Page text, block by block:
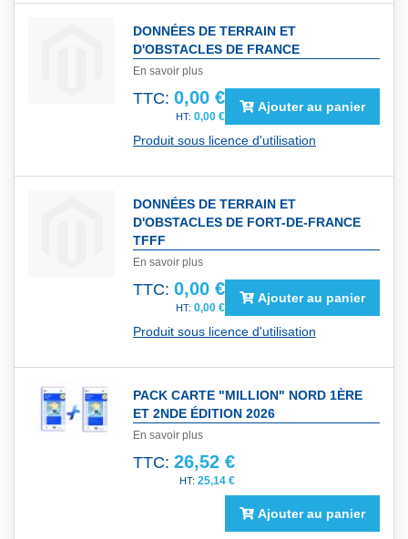
DONNÉES DE TERRAIN ET
D'OBSTACLES DE FRANCE
En savoir plus
TTC: 0,00 €
0,00 €
Ajouter au panier
Produit sous licence d'utilisation
DONNÉES DE TERRAIN ET
D'OBSTACLES DE FORT-DE-FRANCE
TFFF
En savoir plus
TTC: 0,00 €
0,00 €
Ajouter au panier
Produit sous licence d'utilisation
PACK CARTE "MILLION" NORD 1ÈRE
ET 2NDE ÉDITION 2026
En savoir plus
TTC: 26,52 €
25,14 €
Ajouter au panier